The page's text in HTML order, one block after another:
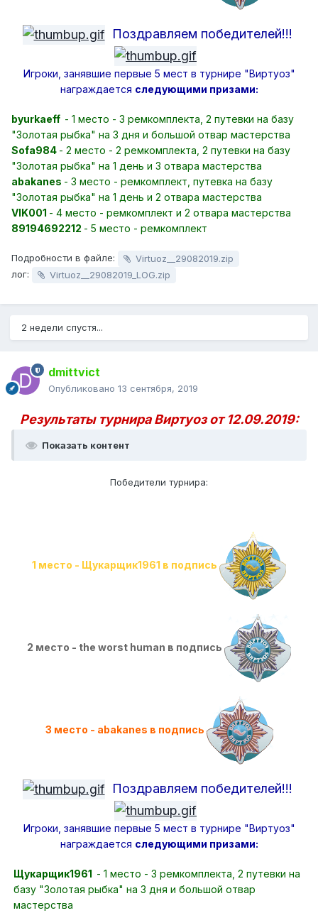
Поздравляем победителей!!!
Игроки, занявшие первые 5 мест в турнире "Виртуоз"
награждается следующими призами:
byurkaeff - 1 место - 3 ремкомплекта, 2 путевки на базу
"Золотая рыбка" на 3 дня и большой отвар мастерства
Sofa984 - 2 место - 2 ремкомплекта, 2 путевки на базу
"Золотая рыбка" на 1 день и 3 отвара мастерства
abakanes - 3 место - ремкомплект, путевка на базу
"Золотая рыбка" на 1 день и 2 отвара мастерства
VIK001 - 4 место - ремкомплект и 2 отвара мастерства
89194692212 - 5 место - ремкомплект
Подробности в файле:
Virtuoz__29082019.zip
лог:
Virtuoz__29082019_LOG.zip
2 недели спустя...
dmittvict
Опубликовано 13 сентября, 2019
Результаты турнира Виртуоз от 12.09.2019:
Показать контент
Победители турнира:
1 место - Щукарщик1961 в подпись
2 место - the worst human в подпись
3 место - abakanes в подпись
Поздравляем победителей!!!
Игроки, занявшие первые 5 мест в турнире "Виртуоз"
награждается следующими призами:
Щукарщик1961 - 1 место - 3 ремкомплекта, 2 путевки на
базу "Золотая рыбка" на 3 дня и большой отвар
мастерства